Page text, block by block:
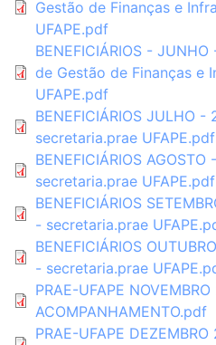
Gestão de Finanças e
UFAPE.pdf
BENEFICIÁRIOS -
de Gestão de Finanças e
UFAPE.pdf
BENEFICIÁRIOS JULHO
secretaria.prae UFAPE.pdf
BENEFICIÁRIOS
secretaria.prae UFAPE.pdf
BENEFICIÁRIOS
- secretaria.prae
BENEFICIÁRIOS
- secretaria.prae
PRAE-UFAPE
ACOMPANHAMENTO.pdf
PRAE-UFAPE